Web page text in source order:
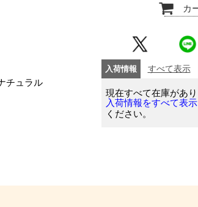
チュラル
カ
入荷情報 すべて表示
現在すべて在庫があり
入荷情報をすべて表示
ください。